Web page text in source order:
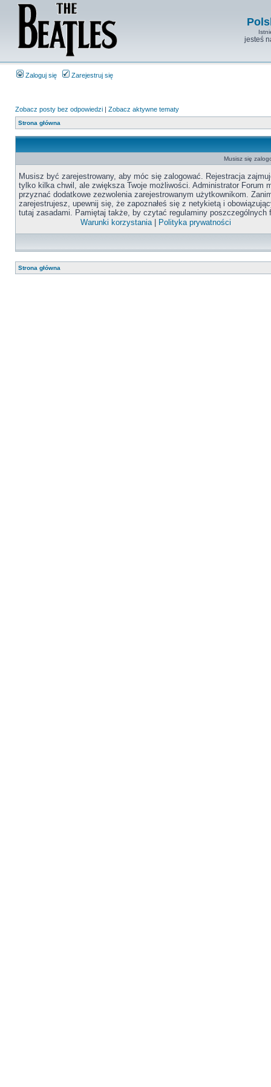
jesteś
Zaloguj się Zarejestruj się
Zobacz posty bez odpowiedzi | Zobacz aktywne tematy
Strona główna
Musisz się
Musisz być zarejestrowany, aby móc się zalogować. Rejestracja
tylko kilka chwil, ale zwiększa Twoje możliwości. Administrator Forum
przyznać dodatkowe zezwolenia zarejestrowanym użytkownikom.
zarejestrujesz, upewnij się, że zapoznałeś się z netykietą i
tutaj zasadami. Pamiętaj także, by czytać regulaminy poszczególnych
Warunki korzystania| Polityka prywatności
Strona główna